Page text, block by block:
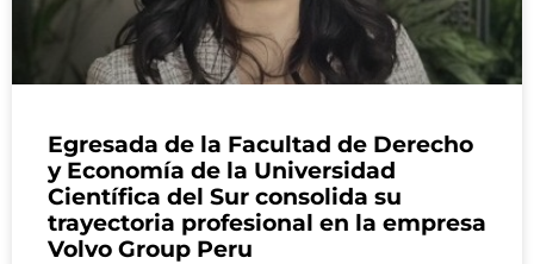
Egresada de la Facultad de Derecho
y Economía de la Universidad
Científica del Sur consolida su
trayectoria profesional en la empresa
Volvo Group Peru